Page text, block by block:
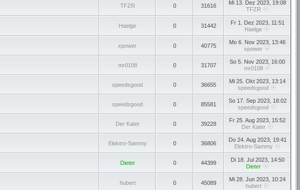
TFZR 0 31616
Mi 13. Dez 2023, 19:08
TFZR
Haelge 0 31442
Fr 1. Dez 2023, 11:51
Haelge
xpower 0 40775
Mo 6. Nov 2023, 13:46
xpower
mr0108 0 31707
So 5. Nov 2023, 16:00
mr0108
speedsgood 0 36655
Mi 25. Okt 2023, 13:14
speedsgood
speedsgood 0 85581
So 17. Sep 2023, 18:02
speedsgood
Der Kater 0 39228
Fr 25. Aug 2023, 15:52
Der Kater
Elektro-Sammy 0 36806
Do 24. Aug 2023, 19:41
Elektro-Sammy
Dieter 0 44399
Di 18. Jul 2023, 14:50
Dieter
hubert 0 45089
Mi 28. Jun 2023, 10:24
hubert